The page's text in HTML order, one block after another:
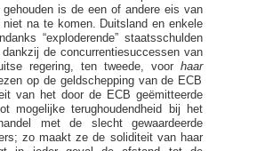
is de een of andere eis van
na te komen. Duitsland en enkele
“exploderende” staatsschulden
de concurrentiesuccessen van
regering, ten tweede, voor haar
op de geldschepping van de ECB
van het door de ECB geëmitteerde
mogelijke terughoudendheid bij het
met de slecht gewaardeerde
zo maakt ze de soliditeit van haar